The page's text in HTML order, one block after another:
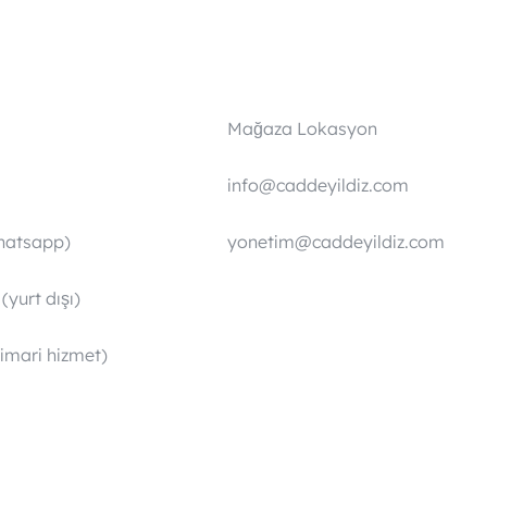
dışı)
hizmet)
Mağaza Lokasyon
info@caddeyildiz.com
yonetim@caddeyildiz.com